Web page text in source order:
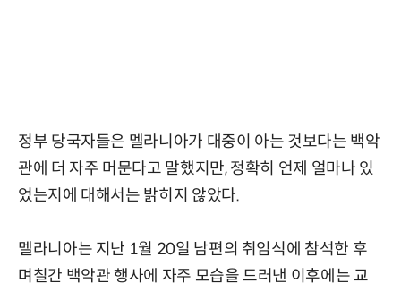
정부 당국자들은 멜라니아가 대중이 아는 것보다는 백악
관에 더 자주 머문다고 말했지만, 정확히 언제 얼마나 있
었는지에 대해서는 밝히지 않았다.
멜라니아는 지난 1월 20일 남편의 취임식에 참석한 후
며칠간 백악관 행사에 자주 모습을 드러낸 이후에는 교